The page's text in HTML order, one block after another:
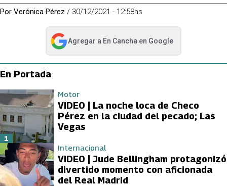
Por Verónica Pérez / 30/12/2021 - 12:58hs
Agregar a En Cancha en Google
abre en nueva pestaña
En Portada
Motor
VIDEO | La noche loca de Checo
Pérez en la ciudad del pecado; Las
Vegas
1
Internacional
VIDEO | Jude Bellingham protagonizó
divertido momento con aficionada
del Real Madrid